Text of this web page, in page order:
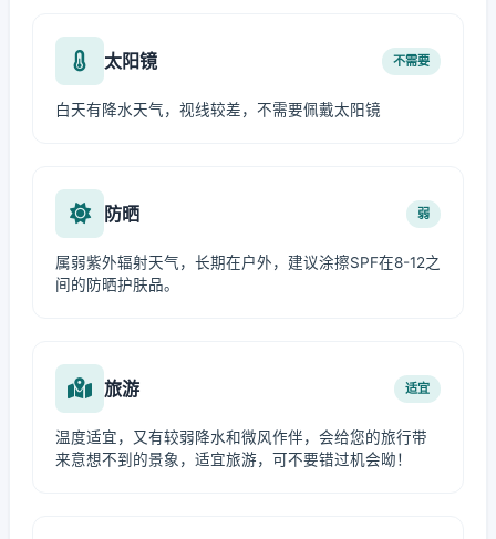
太阳镜 不需要
白天有降水天气，视线较差，不需要佩戴太阳镜
防晒 弱
属弱紫外辐射天气，长期在户外，建议涂擦SPF在8-12之
间的防晒护肤品。
旅游 适宜
温度适宜，又有较弱降水和微风作伴，会给您的旅行带
来意想不到的景象，适宜旅游，可不要错过机会呦！